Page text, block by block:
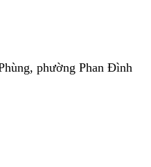
phường Phan Đình